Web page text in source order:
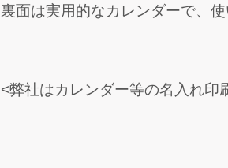
裏面は実用的なカレンダーで、
<弊社はカレンダー等の名入れ印